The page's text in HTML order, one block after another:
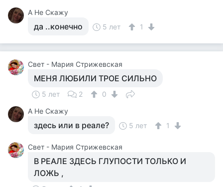
А Не Скажу
да ..конечно 5 лет 1
Свет - Мария Стрижевская
МЕНЯ ЛЮБИЛИ ТРОЕ СИЛЬНО
5 лет 2
0
А Не Скажу
здесь или в реале? 5 лет 1
Свет - Мария Стрижевская
В РЕАЛЕ ЗДЕСЬ ГЛУПОСТИ ТОЛЬКО И
ЛОЖЬ ,